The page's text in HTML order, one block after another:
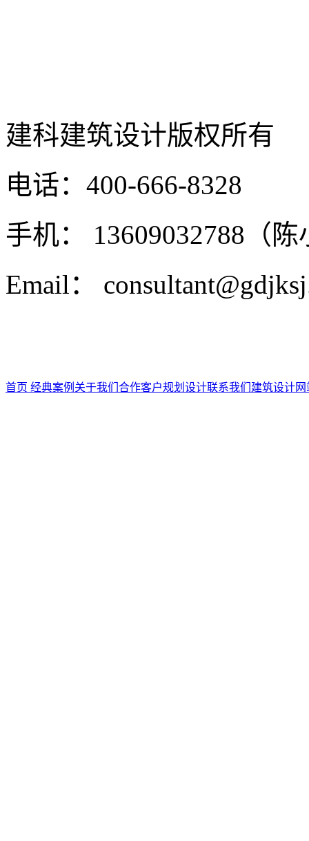
建科建筑设计版权所有
电话：400-666-8328
手机： 13609032788（陈
Email：
首页 经典案例 关于我们 合作客户规划设计联系我们 建筑设计